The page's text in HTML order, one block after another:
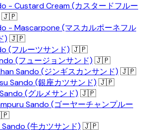
- Custard Cream (カスタードフルー
🇯🇵
- Mascarpone (マスカルポーネフル
) 🇯🇵
(フルーツサンド) 🇯🇵
(フュージョンサンド) 🇯🇵
Sando (ジンギスカンサンド) 🇯🇵
Sando (銀座カツサンド) 🇯🇵
(グルメサンド) 🇯🇵
Sando (ゴーヤーチャンプルー
(牛カツサンド) 🇯🇵